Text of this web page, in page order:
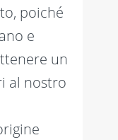
poiché
e
un
al nostro